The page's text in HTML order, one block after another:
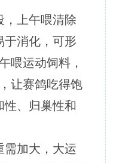
，上午喂清除
于消化，可形
喂运动饲料，
让赛鸽吃得饱
、归巢性和
需加大，大运